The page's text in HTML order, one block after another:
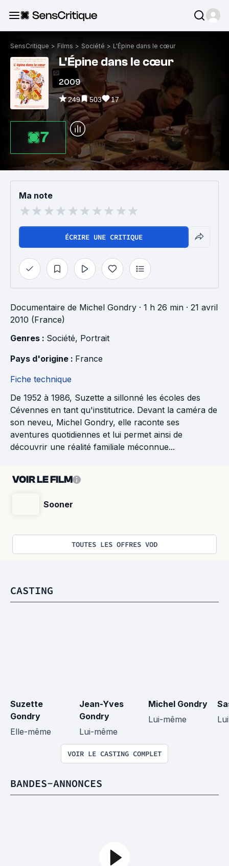
SensCritique > Films > Société > L'Épine dans le cœur
L'Épine dans le cœur
2009
249 503 17
7
Ma note
ÉCRIRE UNE CRITIQUE
Documentaire de Michel Gondry · 1 h 26 min · 21 avril
2010 (France)
Genres : Société, Portrait
Pays d'origine : France
Fiche technique
De 1952 à 1986, Suzette a sillonné les écoles des
Cévennes en tant qu'institutrice. Devant la caméra de
son neveu, Michel Gondry, elle raconte ses
aventures quotidiennes et lui permet ainsi de
découvrir une réalité familiale méconnue...
VOIR LE FILM
Sooner
TOUTES LES OFFRES VOD
CASTING
Suzette
Gondry
Elle-même
Jean-Yves
Gondry
Lui-même
Michel Gondry
Lui-même
VOIR LE CASTING COMPLET
BANDES-ANNONCES